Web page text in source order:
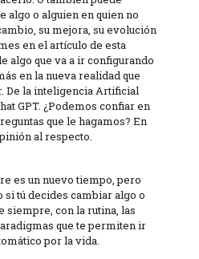
algo o alguien en quien no
su mejora, su evolución
en el artículo de esta
algo que va a ir configurando
en la nueva realidad que
De la inteligencia Artificial
GPT. ¿Podemos confiar en
que le hagamos? En
al respecto.
es un nuevo tiempo, pero
si tú decides cambiar algo o
siempre, con la rutina, las
que te permiten ir
por la vida.